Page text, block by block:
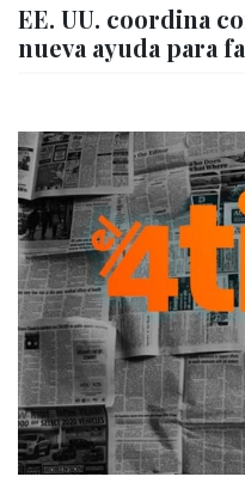
EE. UU. coordina
nueva ayuda para